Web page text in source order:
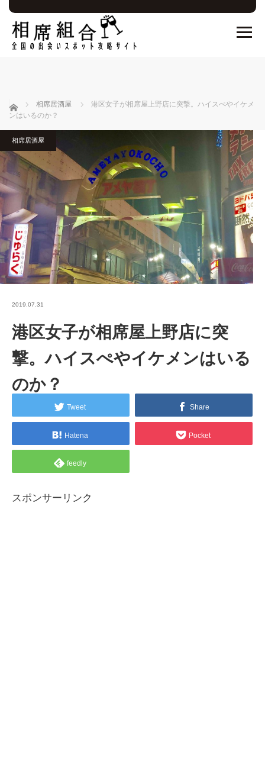
ホーム 相席居酒屋
港区女子が相席屋上野店に突撃。ハイスぺやイケメ
ンはいるのか？
相席居酒屋
2019.07.31
港区女子が相席屋上野店に突
撃。ハイスぺやイケメンはいる
のか？
Tweet Share
Hatena Pocket
feedly
スポンサーリンク